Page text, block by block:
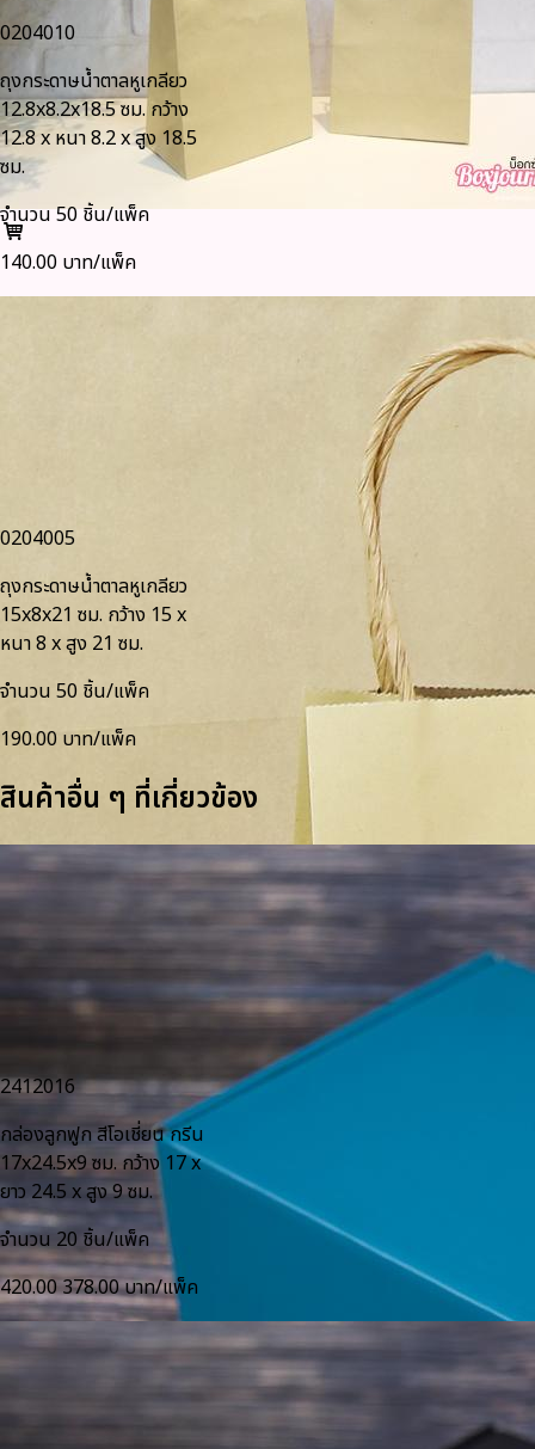
0204010
ถุงกระดาษน้ำตาลหูเกลียว
12.8x8.2x18.5 ซม. กว้าง
12.8 x หนา 8.2 x สูง 18.5
ซม.
จำนวน 50 ชิ้น/แพ็ค
140.00 บาท/แพ็ค
0204005
ถุงกระดาษน้ำตาลหูเกลียว
15x8x21 ซม. กว้าง 15 x
หนา 8 x สูง 21 ซม.
จำนวน 50 ชิ้น/แพ็ค
190.00 บาท/แพ็ค
สินค้าอื่น ๆ ที่เกี่ยวข้อง
2412016
กล่องลูกฟูก สีโอเชี่ยน กรีน
17x24.5x9 ซม. กว้าง 17 x
ยาว 24.5 x สูง 9 ซม.
จำนวน 20 ชิ้น/แพ็ค
420.00378.00 บาท/แพ็ค